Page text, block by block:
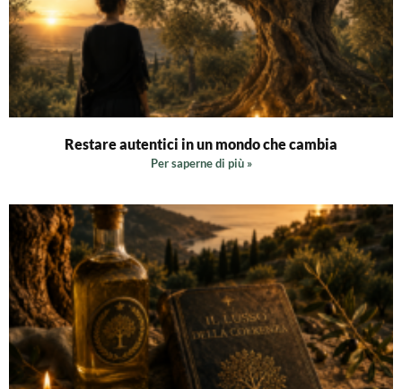
Restare autentici in un mondo che cambia
Per saperne di più »